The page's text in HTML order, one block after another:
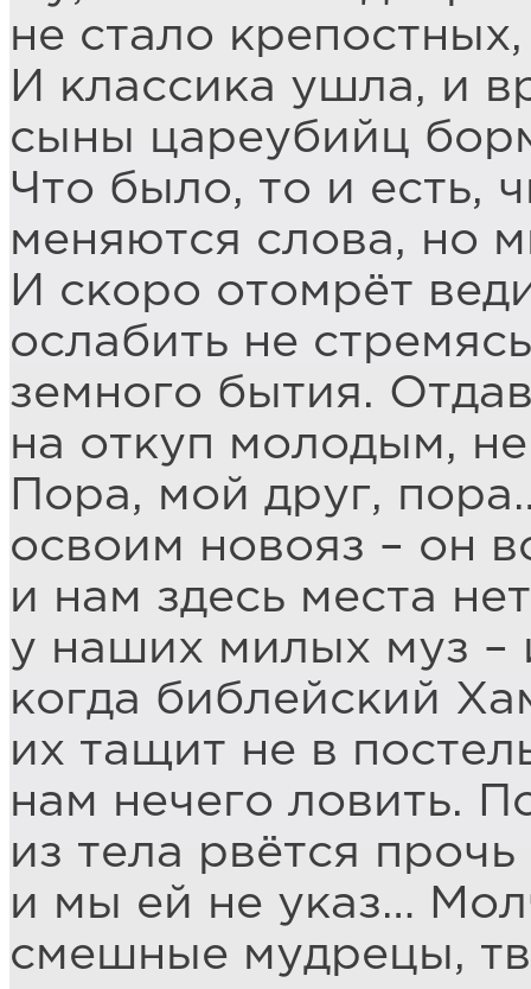
не стало
И классика ушла, и
сыны цареубийц
Что было, то и есть,
меняются слова, но
И скоро отомрёт
ослабить не
земного бытия.
на откуп молодым,
Пора, мой друг,
освоим новояз – он
и нам здесь места
у наших милых муз –
когда библейский
их тащит не в
нам нечего ловить.
из тела рвётся
и мы ей не указ…
смешные мудрецы,